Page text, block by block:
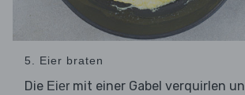
5. Eier braten
Die Eier mit einer Gabel verquirlen